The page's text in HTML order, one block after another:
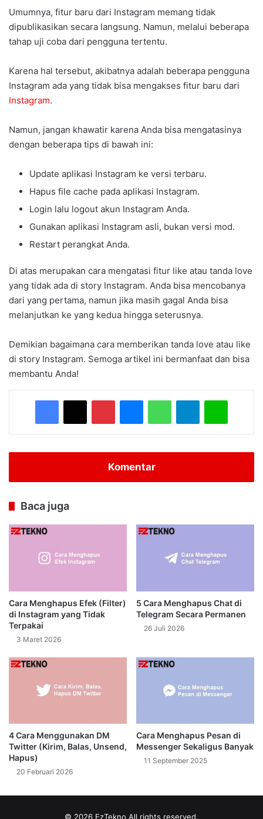
Umumnya, fitur baru dari Instagram memang tidak
dipublikasikan secara langsung. Namun, melalui beberapa
tahap uji coba dari pengguna tertentu.
Karena hal tersebut, akibatnya adalah beberapa pengguna
Instagram ada yang tidak bisa mengakses fitur baru dari
Instagram.
Namun, jangan khawatir karena Anda bisa mengatasinya
dengan beberapa tips di bawah ini:
Update aplikasi Instagram ke versi terbaru.
Hapus file cache pada aplikasi Instagram.
Login lalu logout akun Instagram Anda.
Gunakan aplikasi Instagram asli, bukan versi mod.
Restart perangkat Anda.
Di atas merupakan cara mengatasi fitur like atau tanda love
yang tidak ada di story Instagram. Anda bisa mencobanya
dari yang pertama, namun jika masih gagal Anda bisa
melanjutkan ke yang kedua hingga seterusnya.
Demikian bagaimana cara memberikan tanda love atau like
di story Instagram. Semoga artikel ini bermanfaat dan bisa
membantu Anda!
Facebook
X PinterestMessengerWhatsAppTelegramLine
Komentar
Baca juga
Cara Menghapus Efek (Filter)
di Instagram yang Tidak
Terpakai
3 Maret 2026
5 Cara Menghapus Chat di
Telegram Secara Permanen
26 Juli 2026
4 Cara Menggunakan DM
Twitter (Kirim, Balas, Unsend,
Hapus)
20 Februari 2026
Cara Menghapus Pesan di
Messenger Sekaligus Banyak
11 September 2025
© 2026 EzTekno All rights reserved.